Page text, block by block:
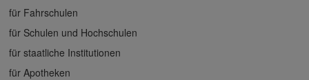
für Fahrschulen
für Schulen und Hochschulen
für staatliche Institutionen
für Apotheken